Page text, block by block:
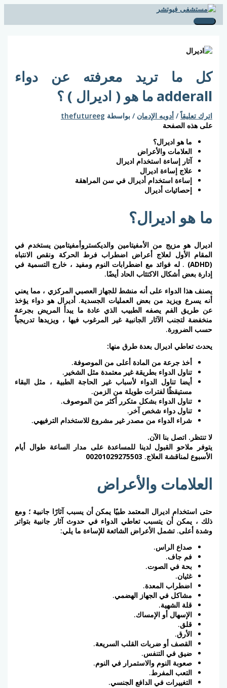
تخطي
إلى
المحتوى
القائمة
الرئيسية
كل ما تريد معرفته عن دواء
adderall ما هو ( اديرال ) ؟
اترك تعليقاً /أدويه الإدمان / بواسطة thefutureeg
على هذه الصفحة
ما هو اديرال؟
العلامات والأعراض
آثار إساءة استخدام اديرال
علاج إساءة اديرال
إساءة استخدام أديرال في سن المراهقة
إحصائيات أديرال
ما هو اديرال؟
اديرال هو مزيج من الأمفيتامين والديكستروأمفيتامين يستخدم في
المقام الأول لعلاج أعراض اضطراب فرط الحركة ونقص الانتباه
(ADHD)
. له فوائد مع اضطرابات النوم ومفيد ، خارج التسمية في
إدارة بعض أشكال الاكتئاب الحاد أيضًا.
يصنف هذا الدواء على أنه منشط للجهاز العصبي المركزي ، مما يعني
أنه يسرع ويزيد من بعض العمليات الجسدية. أديرال هو دواء يؤخذ
عن طريق الفم يصفه الطبيب الذي عادة ما يبدأ المريض بجرعة
منخفضة لتجنب الآثار الجانبية غير المرغوب فيها ، ويزيدها تدريجياً
حسب الضرورة.
يحدث تعاطي اديرال بعدة طرق منها:
أخذ جرعة من المادة أعلى من الموصوفة.
تناول الدواء بطريقة غير معتمدة مثل الشخير.
أيضا تناول الدواء لأسباب غير الحاجة الطبية ، مثل البقاء
مستيقظًا لفترات طويلة من الزمن.
تناول الدواء بشكل متكرر أكثر من الموصوف.
تناول دواء شخص آخر.
شراء الدواء من مصدر غير مشروع للاستخدام الترفيهي.
لا تنتظر. اتصل بنا الآن.
يتوفر ملاحو القبول لدينا للمساعدة على مدار الساعة طوال أيام
الأسبوع لمناقشة العلاج. 00201029275503
العلامات والأعراض
حتى استخدام اديرال المعتمد طبيًا يمكن أن يسبب آثارًا جانبية ؛ ومع
ذلك ، يمكن أن يتسبب تعاطي الدواء في حدوث آثار جانبية بتواتر
وشدة أعلى. تشمل الأعراض الشائعة للإساءة ما يلي:
صداع الراس.
فم جاف.
بحة في الصوت.
غثيان.
اضطراب المعدة.
مشاكل في الجهاز الهضمي.
قلة الشهية.
الإسهال أو الإمساك.
قلق.
الأرق.
القصف أو ضربات القلب السريعة.
ضيق في التنفس.
صعوبة النوم والاستمرار في النوم.
التعب المفرط.
التغييرات في الدافع الجنسي.
Post
navigation
اكتب
هنا...
اسم*
Email*
الموقعا
ل
ح
ع
ن
: